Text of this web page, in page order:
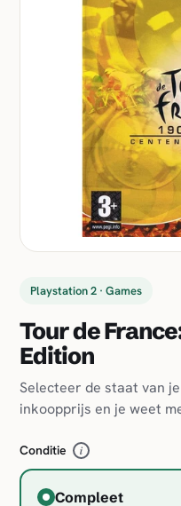
Playstation 2 · Games
Tour de
Edition
Selecteer de staat van
inkoopprijs en je weet
Conditie i
Compleet